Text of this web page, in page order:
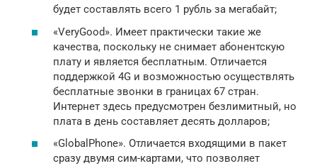
будет составлять всего 1 рубль за мегабайт;
«VeryGood». Имеет практически такие же
качества, поскольку не снимает абонентскую
плату и является бесплатным. Отличается
поддержкой 4G и возможностью осуществлять
бесплатные звонки в границах 67 стран.
Интернет здесь предусмотрен безлимитный, но
плата в день составляет десять долларов;
«GlobalPhone». Отличается входящими в пакет
сразу двумя сим-картами, что позволяет